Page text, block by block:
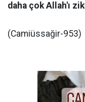
daha çok Allah'ı
(Camiüssağir-953)